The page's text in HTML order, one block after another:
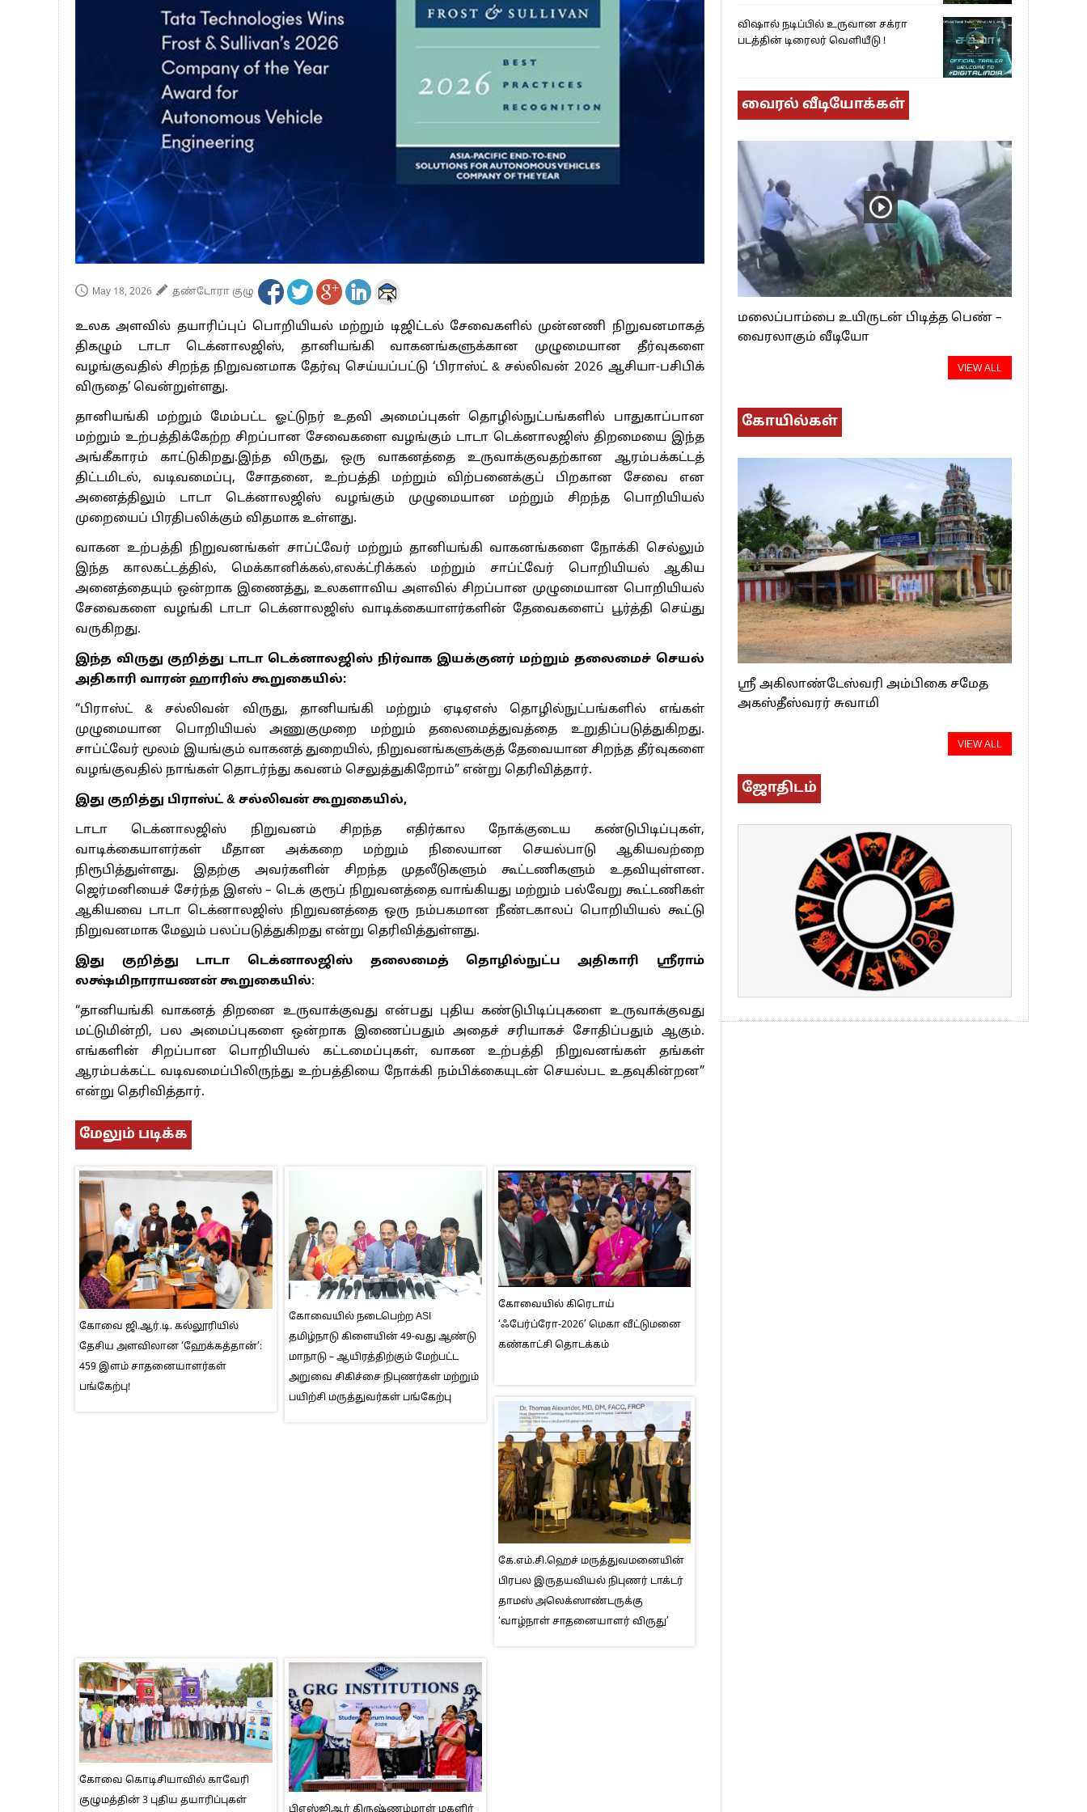
பாகிஸ்தானின் அணு ஆயுத மிரட்டலுக்கு அஞ்சமாட்டோம் – இந்தியா
மத்திய ஆசிரியர் தகுதித் தேர்வு: பட்டதாரிகள் அக்.16 வரை விண்ணப்பிக்கலாம்
தமிழக சட்டப்பேரவையில் காலியிடங்கள் 6 ஆக உயர்வு
May 18, 2026 தண்டோரா குழு
உலக அளவில் தயாரிப்புப் பொறியியல் மற்றும் டிஜிட்டல் சேவைகளில் முன்னணி நிறுவனமாகத்
திகழும் டாடா டெக்னாலஜிஸ், தானியங்கி வாகனங்களுக்கான முழுமையான தீர்வுகளை
வழங்குவதில் சிறந்த நிறுவனமாக தேர்வு செய்யப்பட்டு ‘பிராஸ்ட் & சல்லிவன் 2026 ஆசியா-பசிபிக்
விருதை’ வென்றுள்ளது.
தானியங்கி மற்றும் மேம்பட்ட ஓட்டுநர் உதவி அமைப்புகள் தொழில்நுட்பங்களில் பாதுகாப்பான
மற்றும் உற்பத்திக்கேற்ற சிறப்பான சேவைகளை வழங்கும் டாடா டெக்னாலஜிஸ் திறமையை இந்த
அங்கீகாரம் காட்டுகிறது.இந்த விருது, ஒரு வாகனத்தை உருவாக்குவதற்கான ஆரம்பக்கட்டத்
திட்டமிடல், வடிவமைப்பு, சோதனை, உற்பத்தி மற்றும் விற்பனைக்குப் பிறகான சேவை என
அனைத்திலும் டாடா டெக்னாலஜிஸ் வழங்கும் முழுமையான மற்றும் சிறந்த பொறியியல்
முறையைப் பிரதிபலிக்கும் விதமாக உள்ளது.
வாகன உற்பத்தி நிறுவனங்கள் சாப்ட்வேர் மற்றும் தானியங்கி வாகனங்களை நோக்கி செல்லும்
இந்த காலகட்டத்தில், மெக்கானிக்கல்,எலக்ட்ரிக்கல் மற்றும் சாப்ட்வேர் பொறியியல் ஆகிய
அனைத்தையும் ஒன்றாக இணைத்து, உலகளாவிய அளவில் சிறப்பான முழுமையான பொறியியல்
சேவைகளை வழங்கி டாடா டெக்னாலஜிஸ் வாடிக்கையாளர்களின் தேவைகளைப் பூர்த்தி செய்து
வருகிறது.
இந்த விருது குறித்து டாடா டெக்னாலஜிஸ் நிர்வாக இயக்குனர் மற்றும் தலைமைச் செயல்
அதிகாரி வாரன் ஹாரிஸ் கூறுகையில்:
“பிராஸ்ட் & சல்லிவன் விருது, தானியங்கி மற்றும் ஏடிஏஎஸ் தொழில்நுட்பங்களில் எங்கள்
முழுமையான பொறியியல் அணுகுமுறை மற்றும் தலைமைத்துவத்தை உறுதிப்படுத்துகிறது.
சாப்ட்வேர் மூலம் இயங்கும் வாகனத் துறையில், நிறுவனங்களுக்குத் தேவையான சிறந்த தீர்வுகளை
வழங்குவதில் நாங்கள் தொடர்ந்து கவனம் செலுத்துகிறோம்” என்று தெரிவித்தார்.
இது குறித்து பிராஸ்ட் & சல்லிவன் கூறுகையில்,
டாடா டெக்னாலஜிஸ் நிறுவனம் சிறந்த எதிர்கால நோக்குடைய கண்டுபிடிப்புகள்,
வாடிக்கையாளர்கள் மீதான அக்கறை மற்றும் நிலையான செயல்பாடு ஆகியவற்றை
நிரூபித்துள்ளது. இதற்கு அவர்களின் சிறந்த முதலீடுகளும் கூட்டணிகளும் உதவியுள்ளன.
ஜெர்மனியைச் சேர்ந்த இஎஸ் – டெக் குரூப் நிறுவனத்தை வாங்கியது மற்றும் பல்வேறு கூட்டணிகள்
ஆகியவை டாடா டெக்னாலஜிஸ் நிறுவனத்தை ஒரு நம்பகமான நீண்டகாலப் பொறியியல் கூட்டு
நிறுவனமாக மேலும் பலப்படுத்துகிறது என்று தெரிவித்துள்ளது.
இது குறித்து டாடா டெக்னாலஜிஸ் தலைமைத் தொழில்நுட்ப அதிகாரி ஸ்ரீராம்
லக்ஷ்மிநாராயணன் கூறுகையில்:
“தானியங்கி வாகனத் திறனை உருவாக்குவது என்பது புதிய கண்டுபிடிப்புகளை உருவாக்குவது
மட்டுமின்றி, பல அமைப்புகளை ஒன்றாக இணைப்பதும் அதைச் சரியாகச் சோதிப்பதும் ஆகும்.
எங்களின் சிறப்பான பொறியியல் கட்டமைப்புகள், வாகன உற்பத்தி நிறுவனங்கள் தங்கள்
ஆரம்பக்கட்ட வடிவமைப்பிலிருந்து உற்பத்தியை நோக்கி நம்பிக்கையுடன் செயல்பட உதவுகின்றன”
என்று தெரிவித்தார்.
மேலும் படிக்க
கோவை ஜி.ஆர்.டி. கல்லூரியில்
தேசிய அளவிலான ‘ஹேக்கத்தான்’:
459 இளம் சாதனையாளர்கள்
பங்கேற்பு!
கோவையில் நடைபெற்ற ASI
தமிழ்நாடு கிளையின் 49-வது ஆண்டு
மாநாடு – ஆயிரத்திற்கும் மேற்பட்ட
அறுவை சிகிச்சை நிபுணர்கள் மற்றும்
பயிற்சி மருத்துவர்கள் பங்கேற்பு
கோவையில் கிரெடாய்
‘ஃபேர்ப்ரோ-2026’ மெகா வீட்டுமனை
கண்காட்சி தொடக்கம்
கே.எம்.சி.ஹெச் மருத்துவமனையின்
பிரபல இருதயவியல் நிபுணர் டாக்டர்
தாமஸ் அலெக்ஸாண்டருக்கு
‘வாழ்நாள் சாதனையாளர் விருது’
கோவை கொடிசியாவில் காவேரி
குழுமத்தின் 3 புதிய தயாரிப்புகள்
பிஎஸ்ஜிஆர் கிருஷ்ணம்மாள் மகளிர்
விஷால் நடிப்பில் உருவான சக்ரா
படத்தின் டிரைலர் வெளியீடு !
வைரல் வீடியோக்கள்
மலைப்பாம்பை உயிருடன் பிடித்த பெண் –
வைரலாகும் வீடியோ
VIEW ALL
கோயில்கள்
ஸ்ரீ அகிலாண்டேஸ்வரி அம்பிகை சமேத
அகஸ்தீஸ்வரர் சுவாமி
VIEW ALL
ஜோதிடம்